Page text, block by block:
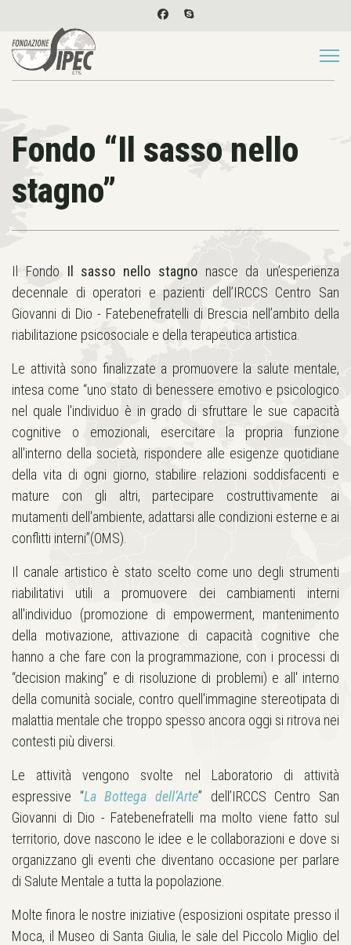
Fondo “Il sasso nello
stagno”
Il Fondo Il sasso nello stagnonasce da un’esperienza
decennale di operatori e pazienti dell’IRCCS Centro San
Giovanni di Dio - Fatebenefratelli di Brescia nell’ambito della
riabilitazione psicosociale e della terapeutica artistica.
Le attività sono finalizzate a promuovere la salute mentale,
intesa come “uno stato di benessere emotivo e psicologico
nel quale l'individuo è in grado di sfruttare le sue capacità
cognitive o emozionali, esercitare la propria funzione
all'interno della società, rispondere alle esigenze quotidiane
della vita di ogni giorno, stabilire relazioni soddisfacenti e
mature con gli altri, partecipare costruttivamente ai
mutamenti dell'ambiente, adattarsi alle condizioni esterne e ai
conflitti interni”(OMS).
Il canale artistico è stato scelto come uno degli strumenti
riabilitativi utili a promuovere dei cambiamenti interni
all'individuo (promozione di empowerment, mantenimento
della motivazione, attivazione di capacità cognitive che
hanno a che fare con la programmazione, con i processi di
“decision making” e di risoluzione di problemi) e all' interno
della comunità sociale, contro quell'immagine stereotipata di
malattia mentale che troppo spesso ancora oggi si ritrova nei
contesti più diversi.
Le attività vengono svolte nel Laboratorio di attività
espressive “La Bottega dell’Arte” dell’IRCCS Centro San
Giovanni di Dio - Fatebenefratelli ma molto viene fatto sul
territorio, dove nascono le idee e le collaborazioni e dove si
organizzano gli eventi che diventano occasione per parlare
di Salute Mentale a tutta la popolazione.
Molte finora le nostre iniziative (esposizioni ospitate presso il
Moca, il Museo di Santa Giulia, le sale del Piccolo Miglio del